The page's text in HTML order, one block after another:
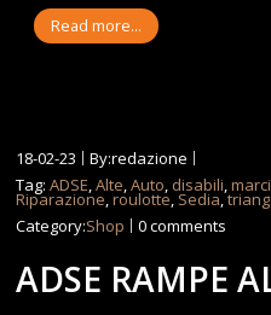
Read more...
18-02-23
By:redazione
Tag:ADSE,Alte,Auto, disabili,
Riparazione,roulotte, Sedia,
Category:Shop 0 comments
ADSE RAMPE